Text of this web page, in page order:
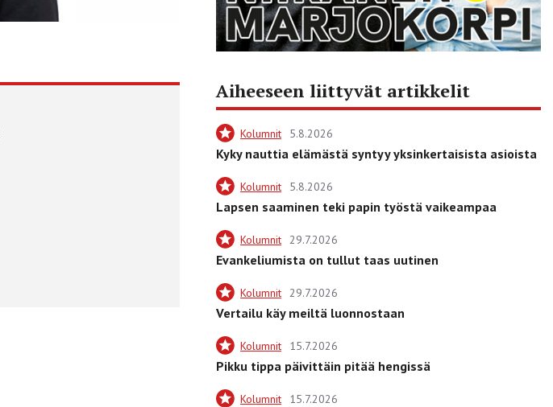
Aiheeseen liittyvät artikkelit
Kolumnit 5.8.2026
Kyky nauttia elämästä syntyy yksinkertaisista asioista
Kolumnit 5.8.2026
Lapsen saaminen teki papin työstä vaikeampaa
Kolumnit 29.7.2026
Evankeliumista on tullut taas uutinen
Kolumnit 29.7.2026
Vertailu käy meiltä luonnostaan
Kolumnit 15.7.2026
Pikku tippa päivittäin pitää hengissä
Kolumnit 15.7.2026